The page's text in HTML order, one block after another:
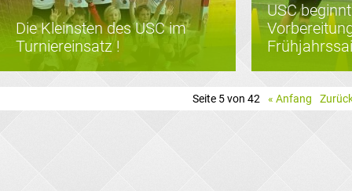
Die Kleinsten des USC im
Turniereinsatz !
USC
Seite 5 von 42 « Anfang